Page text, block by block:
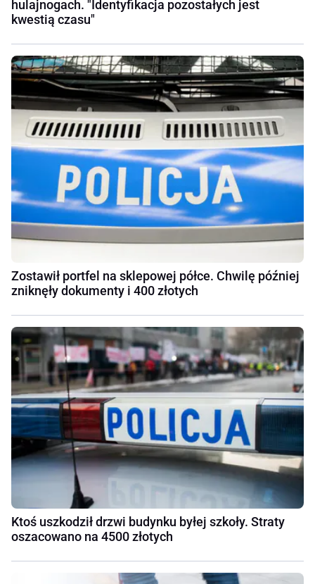
hulajnogach. "Identyfikacja pozostałych jest
kwestią czasu"
Zostawił portfel na sklepowej półce. Chwilę później
zniknęły dokumenty i 400 złotych
Ktoś uszkodził drzwi budynku byłej szkoły. Straty
oszacowano na 4500 złotych